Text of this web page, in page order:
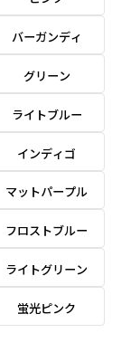
バーガンディ
グリーン
ライトブルー
インディゴ
マットパープル
フロストブルー
ライトグリーン
蛍光ピンク
さい。
指定くだ
+1,598円
ご確認のお
します。
します。
ン画のファ
さい。
+1,798
ご確認のお
します。
、注文が増
の外観の邪魔
ます。
、注文が増
の外観の邪魔
ます。
きください
ナー用チチ
上2下2）